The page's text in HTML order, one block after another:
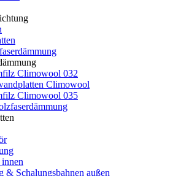
Climowool 032
Climowool
Climowool 035
& Schalungsbahnen außen